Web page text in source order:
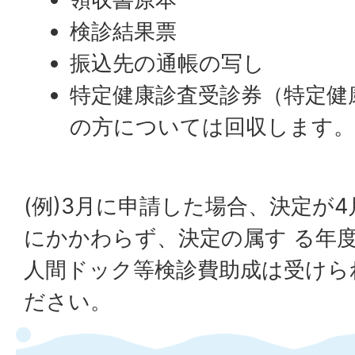
検診結果票
振込先の通帳の写し
特定健康診査受診券（特定
の方については回収します
(例)3月に申請した場合、決定が
にかかわらず、決定の属す る年
人間ドック等検診費助成は受け
ださい。